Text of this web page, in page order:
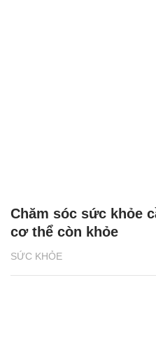
SỨC KHỎE
Chăm sóc sức khỏe
cơ thể còn khỏe